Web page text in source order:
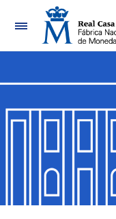
Mostrar/Ocultar
Mostrar/Ocultar
Mostrar/Ocultar